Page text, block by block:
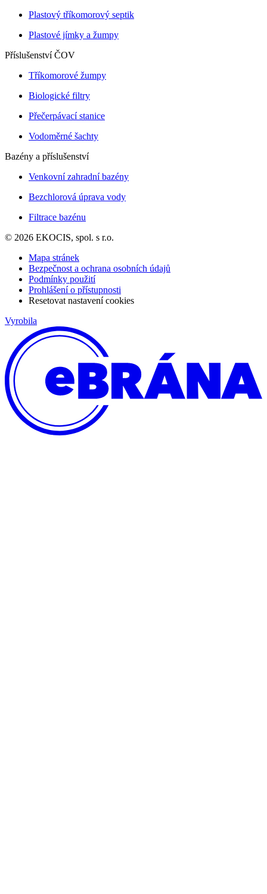
Plastový tříkomorový septik
Plastové jímky a žumpy
Příslušenství ČOV
Tříkomorové žumpy
Biologické filtry
Přečerpávací stanice
Vodoměrné šachty
Bazény a příslušenství
Venkovní zahradní bazény
Bezchlorová úprava vody
Filtrace bazénu
© 2026 EKOCIS, spol. s r.o.
Mapa stránek
Bezpečnost a ochrana osobních údajů
Podmínky použití
Prohlášení o přístupnosti
Resetovat nastavení cookies
Vyrobila